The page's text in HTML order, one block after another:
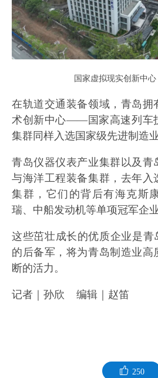
国家虚拟现实创新中心
在轨道交通装备领域，青岛拥
术创新中心——国家高速列车
集群同样入选国家级先进制造业
青岛仪器仪表产业集群以及青
与海洋工程装备集群，去年入
集群，它们的背后有海克斯
瑞、中船发动机等单项冠军企
这些茁壮成长的优质企业是青
的后备军，将为青岛制造业高
断的活力。
记者｜孙欣 编辑｜赵笛
250